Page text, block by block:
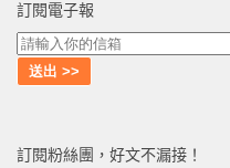
訂閱電子報
訂閱粉絲團，好文不漏接！